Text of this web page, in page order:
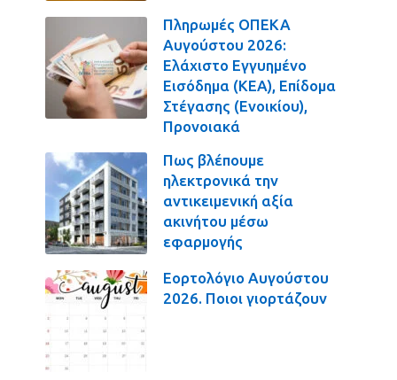
Πληρωμές ΟΠΕΚΑ
Αυγούστου 2026:
Ελάχιστο Εγγυημένο
Εισόδημα (ΚΕΑ), Επίδομα
Στέγασης (Ενοικίου),
Προνοιακά
Πως βλέπουμε
ηλεκτρονικά την
αντικειμενική αξία
ακινήτου μέσω
εφαρμογής
Εορτολόγιο Αυγούστου
2026. Ποιοι γιορτάζουν